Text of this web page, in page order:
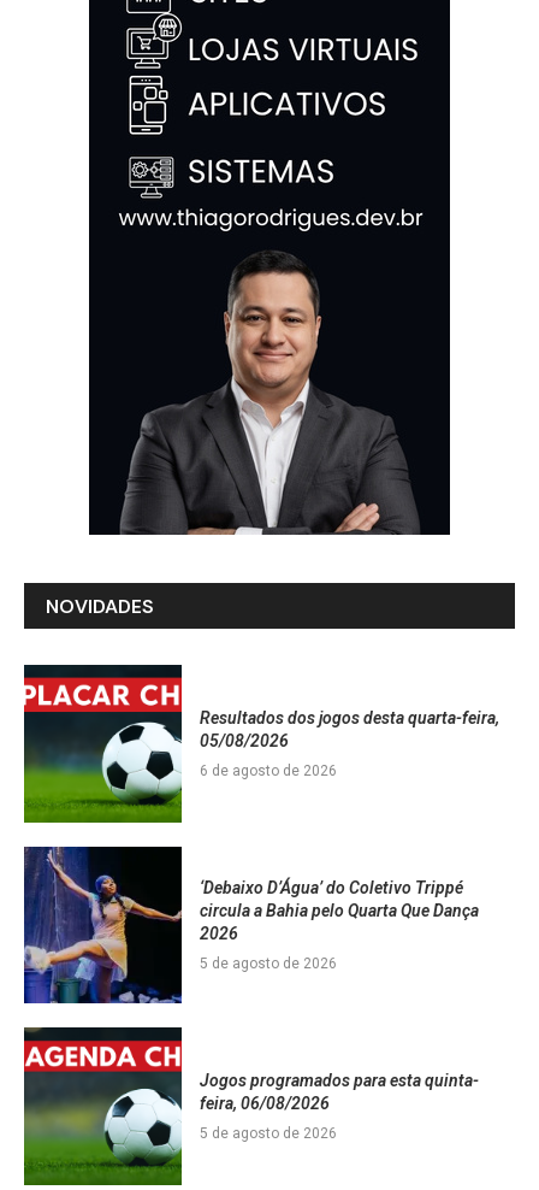
NOVIDADES
Resultados dos jogos desta quarta-feira,
05/08/2026
6 de agosto de 2026
‘Debaixo D’Água’ do Coletivo Trippé
circula a Bahia pelo Quarta Que Dança
2026
5 de agosto de 2026
Jogos programados para esta quinta-
feira, 06/08/2026
5 de agosto de 2026